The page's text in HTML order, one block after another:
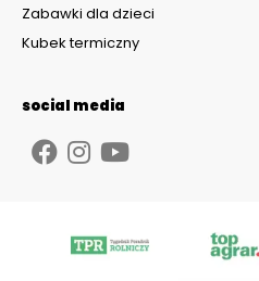
Zabawki dla dzieci
Kubek termiczny
social media